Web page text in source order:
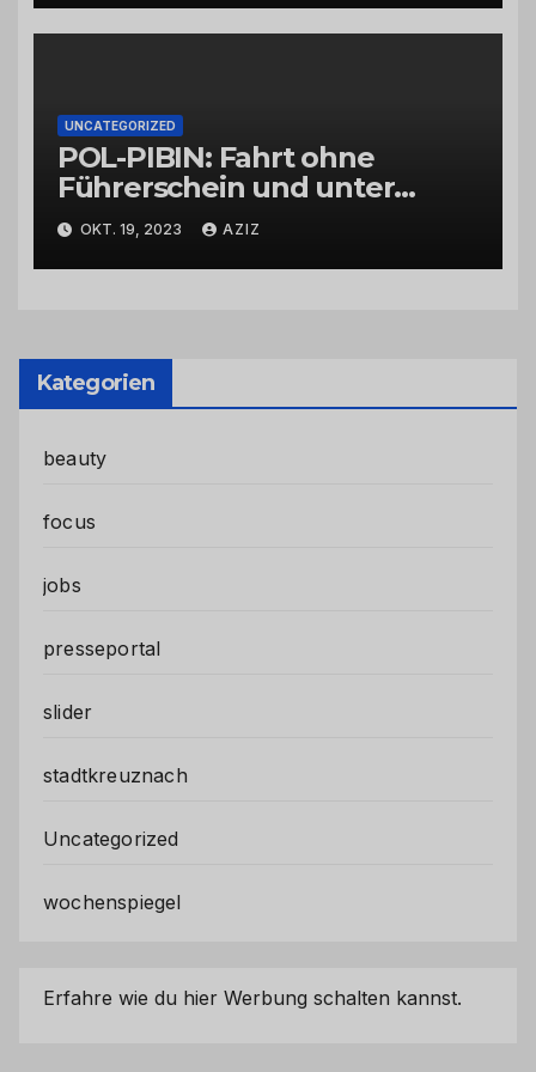
UNCATEGORIZED
POL-PIBIN: Fahrt ohne
Führerschein und unter
Einfluss von Drogen
OKT. 19, 2023 AZIZ
Kategorien
beauty
focus
jobs
presseportal
slider
stadtkreuznach
Uncategorized
wochenspiegel
Erfahre wie du hier Werbung schalten kannst.